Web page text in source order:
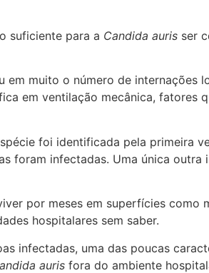
suficiente para a Candida auris ser
muito o número de internações
em ventilação mecânica, fatores
foi identificada pela primeira
foram infectadas. Uma única
por meses em superfícies como
hospitalares sem saber.
infectadas, uma das poucas
auris fora do ambiente